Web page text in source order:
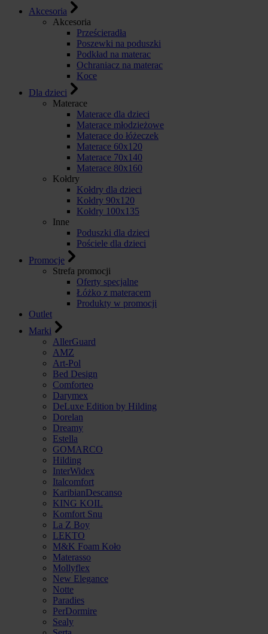
Akcesoria
Akcesoria
Prześcieradła
Poszewki na poduszki
Podkład na materac
Ochraniacz na materac
Koce
Dla dzieci
Materace
Materace dla dzieci
Materace młodzieżowe
Materace do łóżeczek
Materace 60x120
Materace 70x140
Materace 80x160
Kołdry
Kołdry dla dzieci
Kołdry 90x120
Kołdry 100x135
Inne
Poduszki dla dzieci
Pościele dla dzieci
Promocje
Strefa promocji
Oferty specjalne
Łóżko z materacem
Produkty w promocji
Outlet
Marki
AllerGuard
AMZ
Art-Pol
Bed Design
Comforteo
Darymex
DeLuxe Edition by Hilding
Dorelan
Dreamy
Estella
GOMARCO
Hilding
InterWidex
Italcomfort
KaribianDescanso
KING KOIL
Komfort Snu
La Z Boy
LEKTO
M&K Foam Koło
Materasso
Mollyflex
New Elegance
Notte
Paradies
PerDormire
Sealy